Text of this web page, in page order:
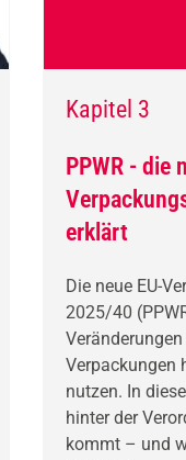
Kapitel 3
PPWR - die
erklärt
Die neue EU-
2025/40
Verpackungen
nutzen. In
hinter der
kommt – und